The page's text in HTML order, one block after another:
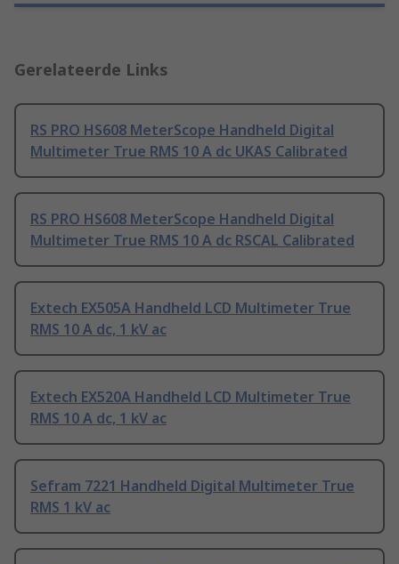
Gerelateerde Links
RS PRO HS608 MeterScope Handheld Digital
Multimeter True RMS 10 A dc UKAS Calibrated
RS PRO HS608 MeterScope Handheld Digital
Multimeter True RMS 10 A dc RSCAL Calibrated
Extech EX505A Handheld LCD Multimeter True
RMS 10 A dc, 1 kV ac
Extech EX520A Handheld LCD Multimeter True
RMS 10 A dc, 1 kV ac
Sefram 7221 Handheld Digital Multimeter True
RMS 1 kV ac